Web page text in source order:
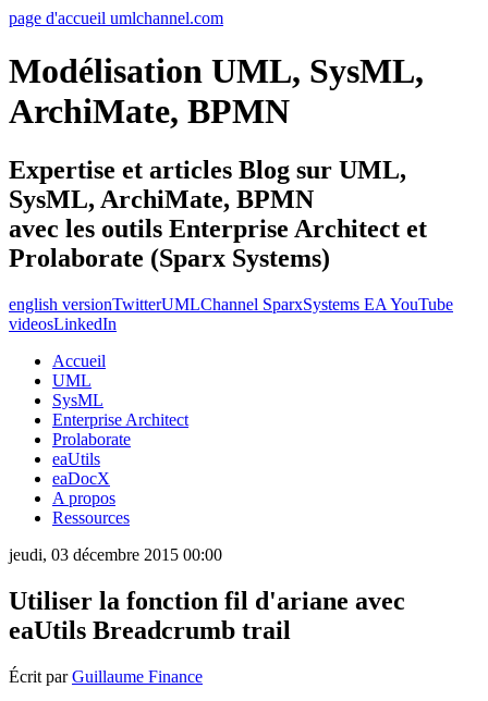
page d'accueil umlchannel.com
Modélisation UML, SysML,
ArchiMate, BPMN
Expertise et articles Blog sur UML,
SysML, ArchiMate, BPMN
avec les outils Enterprise Architect et
Prolaborate (Sparx Systems)
english versionTwitterUMLChannel SparxSystems EA YouTube
videosLinkedIn
Accueil
UML
SysML
Enterprise Architect
Prolaborate
eaUtils
eaDocX
A propos
Ressources
jeudi, 03 décembre 2015 00:00
Utiliser la fonction fil d'ariane avec
eaUtils Breadcrumb trail
Écrit parGuillaume Finance